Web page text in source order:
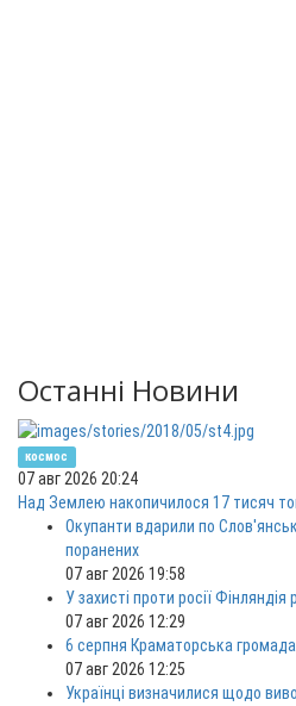
Останні Новини
космос
07 авг 2026 20:24
Над Землею накопичилося 17 тисяч
Окупанти вдарили по
поранених
07 авг 2026 19:58
У захисті проти росії
07 авг 2026 12:29
6 серпня Краматорська громада
07 авг 2026 12:25
Українці визначилися щодо